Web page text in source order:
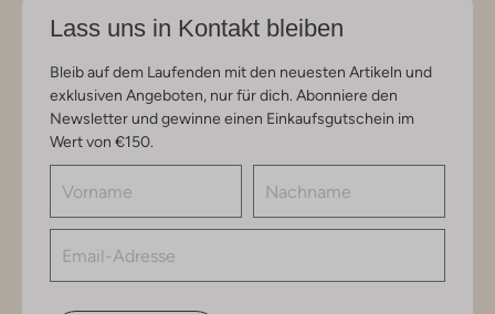
Lass uns in Kontakt bleiben
Bleib auf dem Laufenden mit den neuesten Artikeln und
exklusiven Angeboten, nur für dich. Abonniere den
Newsletter und gewinne einen Einkaufsgutschein im
Wert von €150.